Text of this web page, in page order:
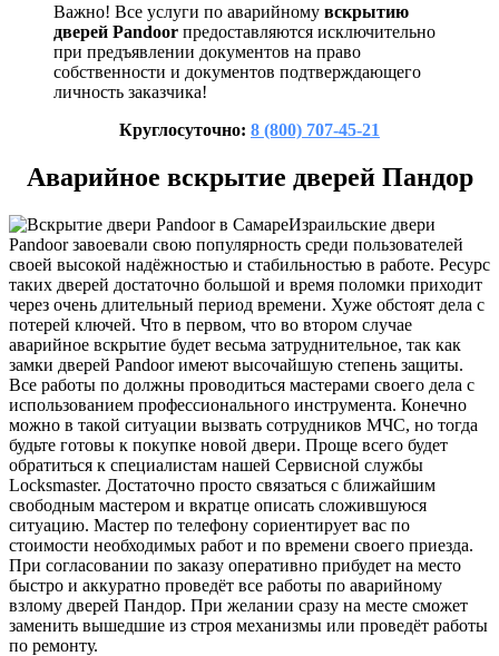
Важно! Все услуги по аварийному вскрытию
дверей Pandoor предоставляются исключительно
при предъявлении документов на право
собственности и документов подтверждающего
личность заказчика!
Круглосуточно: 8 (800) 707-45-21
Аварийное вскрытие дверей Пандор
Израильские двери
Pandoor завоевали свою популярность среди пользователей
своей высокой надёжностью и стабильностью в работе. Ресурс
таких дверей достаточно большой и время поломки приходит
через очень длительный период времени. Хуже обстоят дела с
потерей ключей. Что в первом, что во втором случае
аварийное вскрытие будет весьма затруднительное, так как
замки дверей Pandoor имеют высочайшую степень защиты.
Все работы по должны проводиться мастерами своего дела с
использованием профессионального инструмента. Конечно
можно в такой ситуации вызвать сотрудников МЧС, но тогда
будьте готовы к покупке новой двери. Проще всего будет
обратиться к специалистам нашей Сервисной службы
Locksmaster. Достаточно просто связаться с ближайшим
свободным мастером и вкратце описать сложившуюся
ситуацию. Мастер по телефону сориентирует вас по
стоимости необходимых работ и по времени своего приезда.
При согласовании по заказу оперативно прибудет на место
быстро и аккуратно проведёт все работы по аварийному
взлому дверей Пандор. При желании сразу на месте сможет
заменить вышедшие из строя механизмы или проведёт работы
по ремонту.